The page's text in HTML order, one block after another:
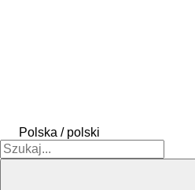
Polska / polski